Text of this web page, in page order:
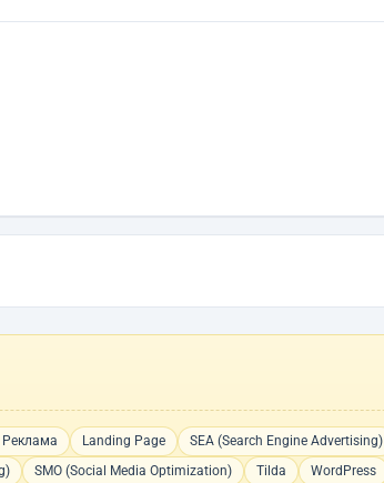
Реклама Landing Page SEA (Search Engine Advertising)
SMO (Social Media Optimization) Tilda WordPress